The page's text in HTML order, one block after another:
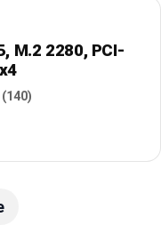
M.2 2280, PCI-
(140)